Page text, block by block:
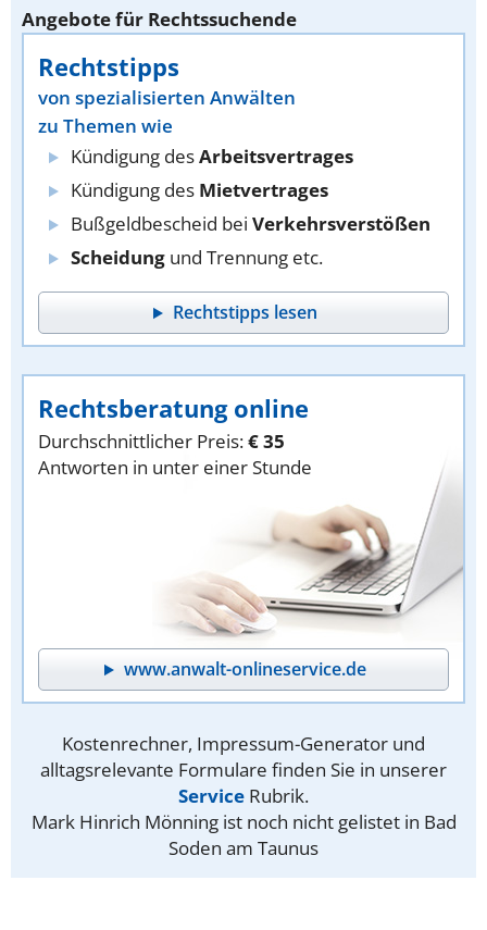
Angebote für Rechtssuchende
Rechtstipps
von spezialisierten Anwälten
zu Themen wie
Kündigung desArbeitsvertrages
Kündigung des Mietvertrages
Bußgeldbescheid bei Verkehrsverstößen
Scheidung und Trennung etc.
Rechtstipps lesen
Rechtsberatung online
Durchschnittlicher Preis:€ 35
Antworten in unter einer Stunde
www.anwalt-onlineservice.de
Kostenrechner, Impressum-Generator und
alltagsrelevante Formulare finden Sie in unserer
Service Rubrik.
Mark Hinrich Mönning ist noch nicht gelistet in Bad
Soden am Taunus